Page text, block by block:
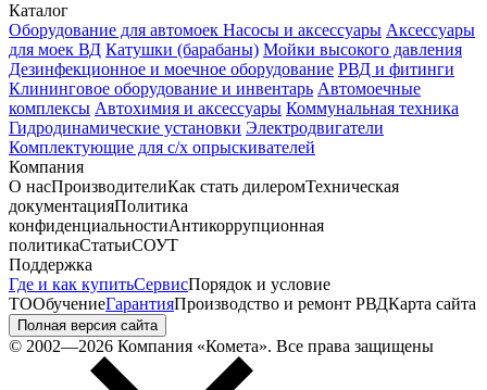
Каталог
Оборудование для автомоек Насосы и аксессуары Аксессуары
для моек ВД Катушки (барабаны) Мойки высокого давления
Дезинфекционное и моечное оборудование РВД и фитинги
Клининговое оборудование и инвентарь Автомоечные
комплексы Автохимия и аксессуары Коммунальная техника
Гидродинамические установки Электродвигатели
Комплектующие для с/х опрыскивателей
Компания
О насПроизводителиКак стать дилеромТехническая
документацияПолитика
конфиденциальностиАнтикоррупционная
политикаСтатьиСОУТ
Поддержка
Где и как купитьСервисПорядок и условие
ТООбучениеГарантияПроизводство и ремонт РВДКарта сайта
Полная версия сайта
© 2002—2026 Компания «Комета». Все права защищены